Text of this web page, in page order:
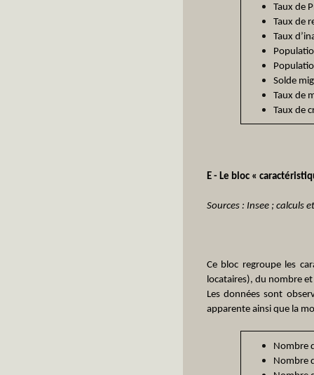
Taux de
Taux de
Taux
Solde
Taux de
Taux de
E - Le bloc «
Sources : Insee ; calculs
Ce bloc regroupe les
locataires), du nombre
Les données sont
apparente ainsi que la
Nombre
Nombre